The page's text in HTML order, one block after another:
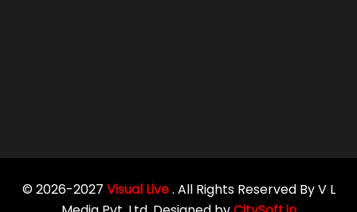
© 2026-2027 Visual Live. All Rights Reserved By V L